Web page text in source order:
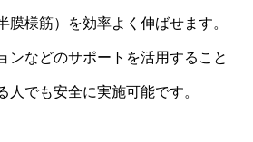
膜様筋）を効率よく伸ばせます。
ンなどのサポートを活用すること
人でも安全に実施可能です。